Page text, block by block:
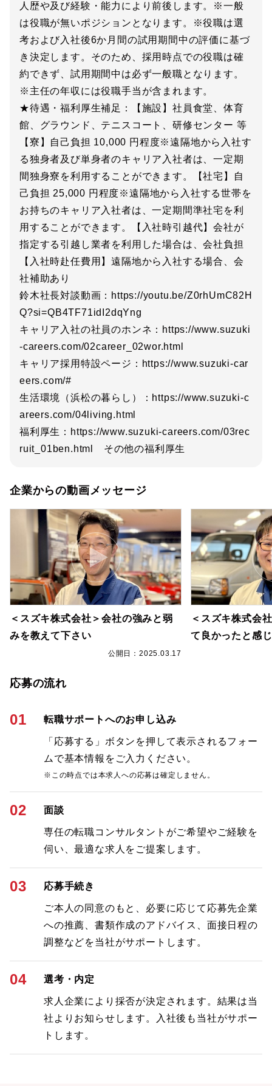
人歴や及び経験・能力により前後します。※一般
は役職が無いポジションとなります。※役職は選
考および入社後6か月間の試用期間中の評価に基づ
き決定します。そのため、採用時点での役職は確
約できず、試用期間中は必ず一般職となります。
※主任の年収には役職手当が含まれます。
★待遇・福利厚生補足：【施設】社員食堂、体育
館、グラウンド、テニスコート、研修センター 等
【寮】自己負担 10,000 円程度※遠隔地から入社す
る独身者及び単身者のキャリア入社者は、一定期
間独身寮を利用することができます。【社宅】自
己負担 25,000 円程度※遠隔地から入社する世帯を
お持ちのキャリア入社者は、一定期間準社宅を利
用することができます。【入社時引越代】会社が
指定する引越し業者を利用した場合は、会社負担
【入社時赴任費用】遠隔地から入社する場合、会
社補助あり
鈴木社長対談動画：https://youtu.be/Z0rhUmC82H
Q?si=QB4TF71idI2dqYng
キャリア入社の社員のホンネ：https://www.suzuki
-careers.com/02career_02wor.html
キャリア採用特設ページ：https://www.suzuki-car
eers.com/#
生活環境（浜松の暮らし）：https://www.suzuki-c
areers.com/04living.html
福利厚生：https://www.suzuki-careers.com/03rec
ruit_01ben.html その他の福利厚生
企業からの動画メッセージ
＜スズキ株式会社＞会社の強みと弱
みを教えて下さい
公開日：2025.03.17
＜スズキ株式会
て良かったと感
応募の流れ
01 転職サポートへのお申し込み
「応募する」ボタンを押して表示されるフォー
ムで基本情報をご入力ください。
※この時点では本求人への応募は確定しません。
02 面談
専任の転職コンサルタントがご希望やご経験を
伺い、最適な求人をご提案します。
03 応募手続き
ご本人の同意のもと、必要に応じて応募先企業
への推薦、書類作成のアドバイス、面接日程の
調整などを当社がサポートします。
04 選考・内定
求人企業により採否が決定されます。結果は当
社よりお知らせします。入社後も当社がサポー
トします。